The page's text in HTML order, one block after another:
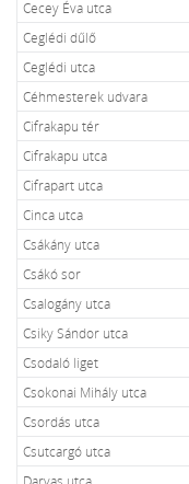
Cecey Éva utca
Ceglédi dűlő
Ceglédi utca
Céhmesterek udvara
Cifrakapu tér
Cifrakapu utca
Cifrapart utca
Cinca utca
Csákány utca
Csákó sor
Csalogány utca
Csiky Sándor utca
Csodaló liget
Csokonai Mihály utca
Csordás utca
Csutcargó utca
Darvas utca